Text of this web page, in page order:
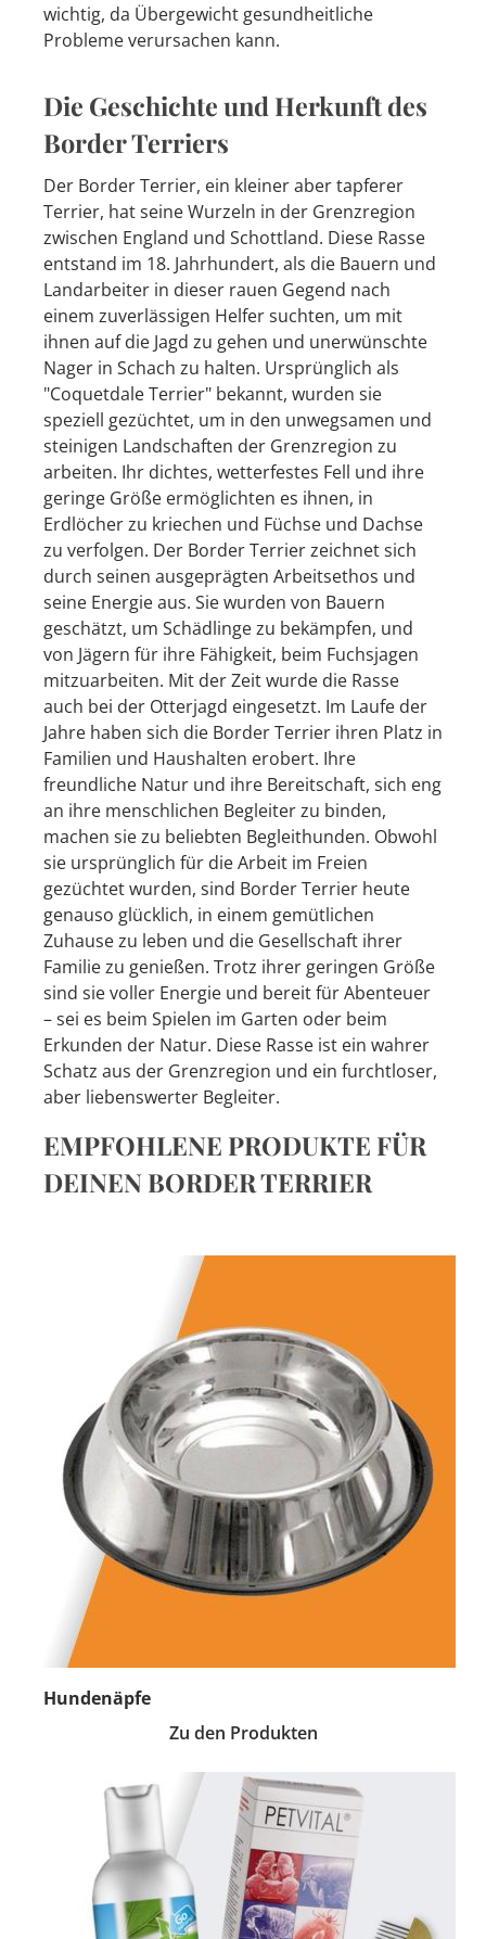
wichtig, da Übergewicht gesundheitliche
Probleme verursachen kann.
Die Geschichte und Herkunft des
Border Terriers
Der Border Terrier, ein kleiner aber tapferer
Terrier, hat seine Wurzeln in der Grenzregion
zwischen England und Schottland. Diese Rasse
entstand im 18. Jahrhundert, als die Bauern und
Landarbeiter in dieser rauen Gegend nach
einem zuverlässigen Helfer suchten, um mit
ihnen auf die Jagd zu gehen und unerwünschte
Nager in Schach zu halten. Ursprünglich als
"Coquetdale Terrier" bekannt, wurden sie
speziell gezüchtet, um in den unwegsamen und
steinigen Landschaften der Grenzregion zu
arbeiten. Ihr dichtes, wetterfestes Fell und ihre
geringe Größe ermöglichten es ihnen, in
Erdlöcher zu kriechen und Füchse und Dachse
zu verfolgen. Der Border Terrier zeichnet sich
durch seinen ausgeprägten Arbeitsethos und
seine Energie aus. Sie wurden von Bauern
geschätzt, um Schädlinge zu bekämpfen, und
von Jägern für ihre Fähigkeit, beim Fuchsjagen
mitzuarbeiten. Mit der Zeit wurde die Rasse
auch bei der Otterjagd eingesetzt. Im Laufe der
Jahre haben sich die Border Terrier ihren Platz in
Familien und Haushalten erobert. Ihre
freundliche Natur und ihre Bereitschaft, sich eng
an ihre menschlichen Begleiter zu binden,
machen sie zu beliebten Begleithunden. Obwohl
sie ursprünglich für die Arbeit im Freien
gezüchtet wurden, sind Border Terrier heute
genauso glücklich, in einem gemütlichen
Zuhause zu leben und die Gesellschaft ihrer
Familie zu genießen. Trotz ihrer geringen Größe
sind sie voller Energie und bereit für Abenteuer
– sei es beim Spielen im Garten oder beim
Erkunden der Natur. Diese Rasse ist ein wahrer
Schatz aus der Grenzregion und ein furchtloser,
aber liebenswerter Begleiter.
EMPFOHLENE PRODUKTE FÜR
DEINEN BORDER TERRIER
Hundenäpfe
Zu den Produkten